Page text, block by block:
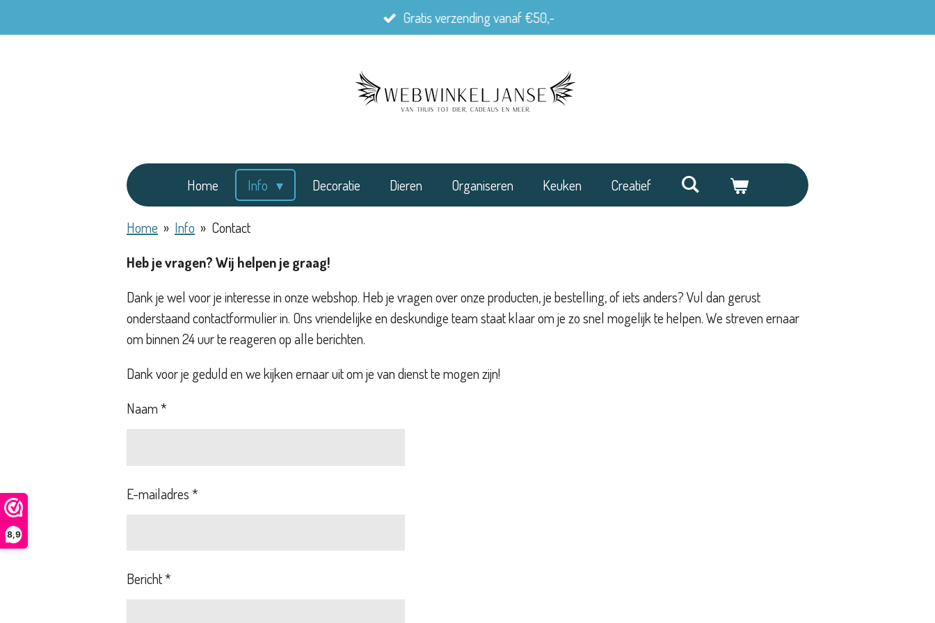
8,9
direct
Gratis verzending vanaf €50,-
Home Info Decoratie Dieren Organiseren Keuken Creatief
Home » Info » Contact
Heb je vragen? Wij helpen je graag!
Dank je wel voor je interesse in onze webshop. Heb je vragen over onze producten, je bestelling, of iets anders? Vul dan gerust
onderstaand contactformulier in. Ons vriendelijke en deskundige team staat klaar om je zo snel mogelijk te helpen. We streven ernaar
om binnen 24 uur te reageren op alle berichten.
Dank voor je geduld en we kijken ernaar uit om je van dienst te mogen zijn!
Naam *
E-mailadres *
Bericht *